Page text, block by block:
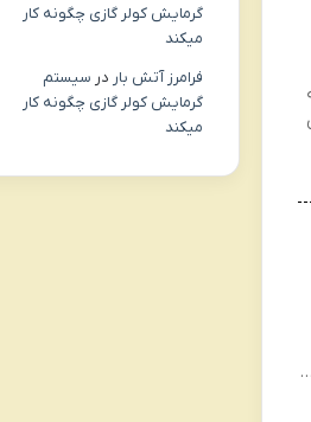
گرمایش کولر گازی چگونه کار
میکند
فرامرز آتش بار در سیستم
گرمایش کولر گازی چگونه کار
میکند